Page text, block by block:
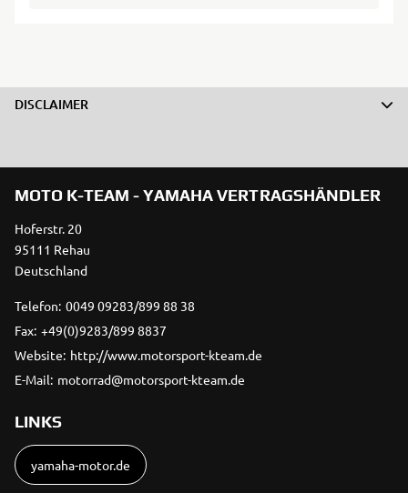
DISCLAIMER
MOTO K-TEAM - YAMAHA VERTRAGSHÄNDLER
Hoferstr. 20
95111 Rehau
Deutschland
Telefon: 0049 09283/899 88 38
Fax: +49(0)9283/899 8837
Website: http://www.motorsport-kteam.de
E-Mail: motorrad@motorsport-kteam.de
LINKS
yamaha-motor.de